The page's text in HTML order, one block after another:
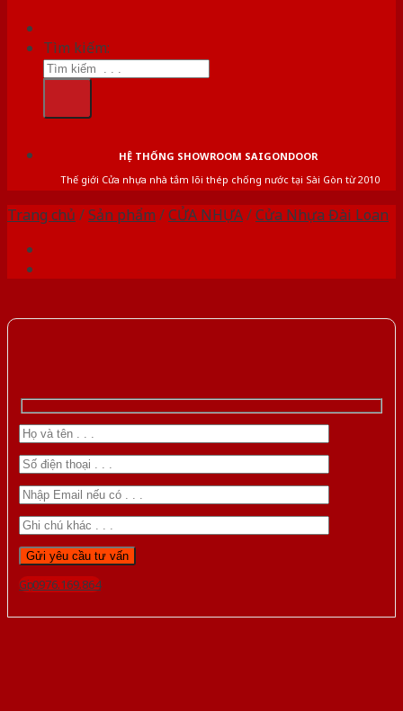
Tìm kiếm:
HỆ THỐNG SHOWROOM SAIGONDOOR
Thế giới Cửa nhựa nhà tắm lõi thép chống nước tại Sài Gòn từ 2010
Trang chủ /Sản phẩm /CỬA NHỰA/Cửa Nhựa Đài Loan
Gọi 0976.169.864